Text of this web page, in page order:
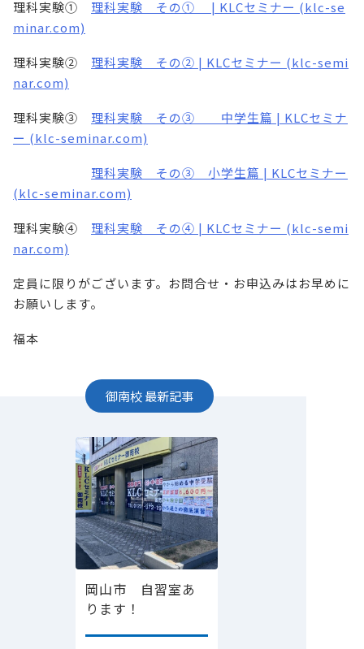
理科実験① 理科実験 その① | KLCセミナー (klc-se
minar.com)
理科実験② 理科実験 その② | KLCセミナー (klc-semi
nar.com)
理科実験③ 理科実験 その③ 中学生篇 | KLCセミナ
ー (klc-seminar.com)
理科実験 その③ 小学生篇 | KLCセミナー
(klc-seminar.com)
理科実験④ 理科実験 その④ | KLCセミナー (klc-semi
nar.com)
定員に限りがございます。お問合せ・お申込みはお早めに
お願いします。
福本
御南校最新記事
岡山市 自習室あ
ります！